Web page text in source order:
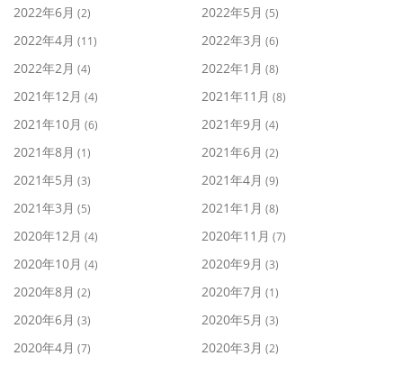
2022年6月 (2) 2022年5月 (5)
2022年4月 (11) 2022年3月 (6)
2022年2月 (4) 2022年1月 (8)
2021年12月 (4) 2021年11月 (8)
2021年10月 (6) 2021年9月 (4)
2021年8月 (1) 2021年6月 (2)
2021年5月 (3) 2021年4月 (9)
2021年3月 (5) 2021年1月 (8)
2020年12月 (4) 2020年11月 (7)
2020年10月 (4) 2020年9月 (3)
2020年8月 (2) 2020年7月 (1)
2020年6月 (3) 2020年5月 (3)
2020年4月 (7) 2020年3月 (2)